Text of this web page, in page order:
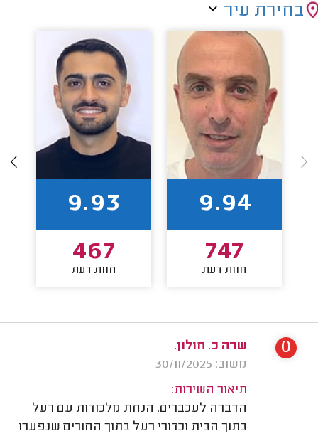
בחירת עיר
9.94
747
חוות דעת
9.93
467
חוות דעת
שרה כ. חולון.
משוב: 30/11/2025
תיאור השירות:
הדברה לעכברים. הנחת מלכודות עם רעל
בתוך הבית וכדורי רעל בתוך החורים שנפערו
0